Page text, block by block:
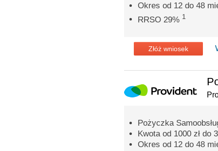
Okres od 12 do 48
RRSO 29% 1
Złóż wniosek
Pożyczka
Kwota od 1000 zł do
Okres od 12 do 48